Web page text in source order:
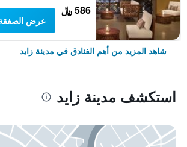
586 ﷼
عرض
شاهد المزيد من أهم الفنادق في مدينة زايد
استكشف مدينة زايد